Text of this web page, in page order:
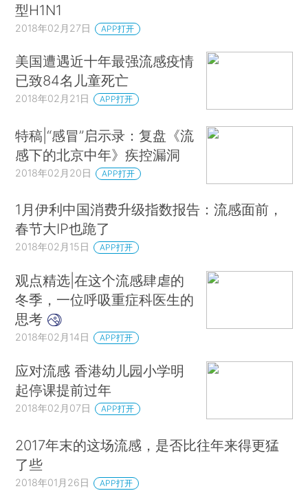
型H1N1
2018年02月27日 APP打开
美国遭遇近十年最强流感疫情
已致84名儿童死亡
2018年02月21日 APP打开
特稿|“感冒”启示录：复盘《流
感下的北京中年》疾控漏洞
2018年02月20日 APP打开
1月伊利中国消费升级指数报告：流感面前，
春节大IP也跪了
2018年02月15日 APP打开
观点精选|在这个流感肆虐的
冬季，一位呼吸重症科医生的
思考
2018年02月14日 APP打开
应对流感 香港幼儿园小学明
起停课提前过年
2018年02月07日 APP打开
2017年末的这场流感，是否比往年来得更猛
了些
2018年01月26日 APP打开